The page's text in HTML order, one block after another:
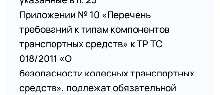
Приложении № 10 «Перечень
требований к типам компонентов
транспортных средств» к ТР ТС
018/2011 «О
безопасности колесных транспортных
средств», подлежат обязательной